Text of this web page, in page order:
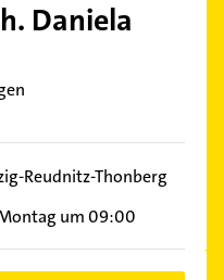
Daniela
Reudnitz-Thonberg
um 09:00